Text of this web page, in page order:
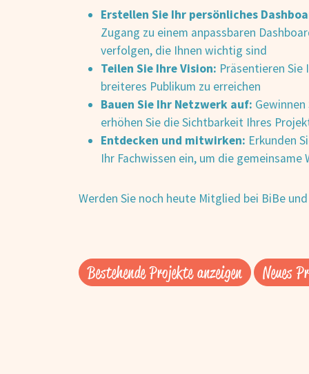
Erstellen Sie Ihr persönliches
Zugang zu einem anpassbaren
verfolgen, die Ihnen wichtig sind
Teilen Sie Ihre Vision: Präsentieren
breiteres Publikum zu erreichen
Bauen Sie Ihr Netzwerk auf:
erhöhen Sie die Sichtbarkeit Ihres
Entdecken und mitwirken: Erkunden
Ihr Fachwissen ein, um die gemeinsame
Werden Sie noch heute Mitglied bei BiBe
Bestehende Projekte anzeigen Neues